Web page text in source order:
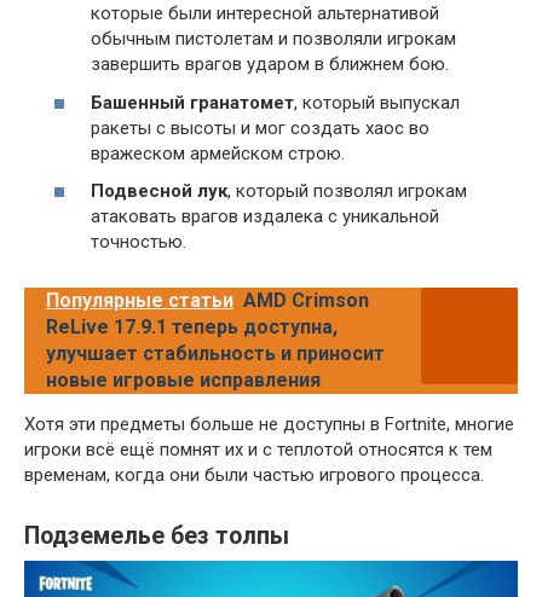
которые были интересной альтернативой
обычным пистолетам и позволяли игрокам
завершить врагов ударом в ближнем бою.
Башенный гранатомет, который выпускал
ракеты с высоты и мог создать хаос во
вражеском армейском строю.
Подвесной лук, который позволял игрокам
атаковать врагов издалека с уникальной
точностью.
Популярные статьи AMD Crimson
ReLive 17.9.1 теперь доступна,
улучшает стабильность и приносит
новые игровые исправления
Хотя эти предметы больше не доступны в Fortnite, многие
игроки всё ещё помнят их и с теплотой относятся к тем
временам, когда они были частью игрового процесса.
Подземелье без толпы